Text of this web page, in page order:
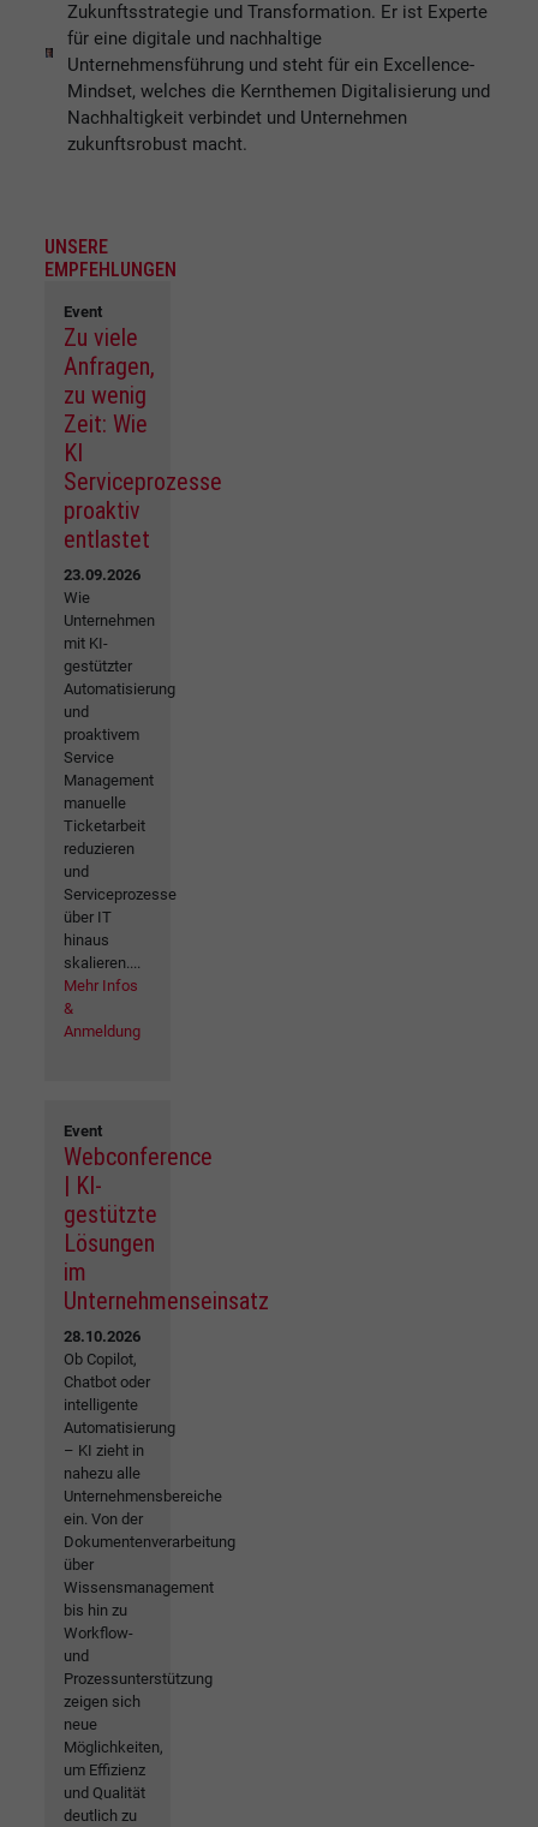
Zukunftsstrategie und Transformation. Er ist Experte
für eine digitale und nachhaltige
Unternehmensführung und steht für ein Excellence-
Mindset, welches die Kernthemen Digitalisierung und
Nachhaltigkeit verbindet und Unternehmen
zukunftsrobust macht.
UNSERE
EMPFEHLUNGEN
Event
Zu viele
Anfragen,
zu wenig
Zeit: Wie
KI
Serviceprozesse
proaktiv
entlastet
23.09.2026
Wie
Unternehmen
mit KI-
gestützter
Automatisierung
und
proaktivem
Service
Management
manuelle
Ticketarbeit
reduzieren
und
Serviceprozesse
über IT
hinaus
skalieren....
Mehr Infos
&
Anmeldung
Event
Webconference
| KI-
gestützte
Lösungen
im
Unternehmenseinsatz
28.10.2026
Ob Copilot,
Chatbot oder
intelligente
Automatisierung
– KI zieht in
nahezu alle
Unternehmensbereiche
ein. Von der
Dokumentenverarbeitung
über
Wissensmanagement
bis hin zu
Workflow-
und
Prozessunterstützung
zeigen sich
neue
Möglichkeiten,
um Effizienz
und Qualität
deutlich zu